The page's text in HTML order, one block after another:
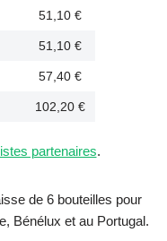
51,10 €
51,10 €
57,40 €
102,20 €
partenaires.
de 6 bouteilles pour
Bénélux et au Portugal.